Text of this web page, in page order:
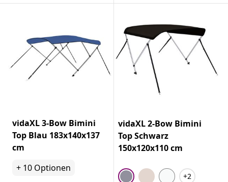
vidaXL 3-Bow Bimini
Top Blau 183x140x137
cm
+ 10 Optionen
vidaXL 2-Bow Bimini
Top Schwarz
150x120x110 cm
+2